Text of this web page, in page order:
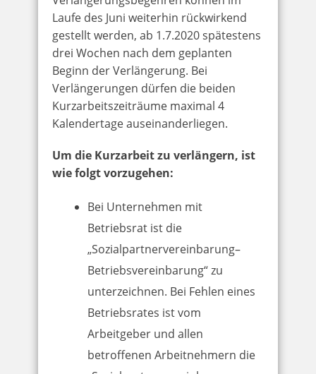
Laufe des Juni weiterhin rückwirkend
gestellt werden, ab 1.7.2020 spätestens
drei Wochen nach dem geplanten
Beginn der Verlängerung. Bei
Verlängerungen dürfen die beiden
Kurzarbeitszeiträume maximal 4
Kalendertage auseinanderliegen.
Um die Kurzarbeit zu verlängern, ist
wie folgt vorzugehen:
Bei Unternehmen mit
Betriebsrat ist die
„Sozialpartnervereinbarung–
Betriebsvereinbarung“ zu
unterzeichnen. Bei Fehlen eines
Betriebsrates ist vom
Arbeitgeber und allen
betroffenen Arbeitnehmern die